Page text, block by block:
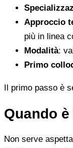
Approccio
più in linea
Modalità:
Primo
Il primo passo è
Quando
Non serve